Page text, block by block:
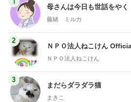
母さんは今日も世話をやく
藤緒 ミルカ
2
ＮＰＯ法人ねこけん
ＮＰＯ法人ねこけん
3
まだらダラダラ猫
まきこ